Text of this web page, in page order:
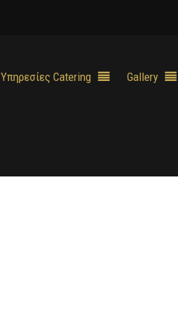
Υπηρεσίες Catering Gallery